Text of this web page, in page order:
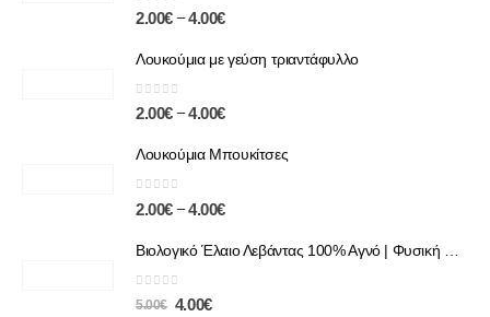
0out of 5
2.00€ – 4.00€
Λουκούμια με γεύση τριαντάφυλλο
0out of 5
2.00€ – 4.00€
Λουκούμια Μπουκίτσες
0out of 5
2.00€ – 4.00€
0 out of 5
5.00€ 4.00€